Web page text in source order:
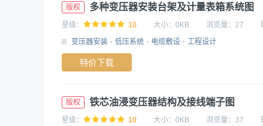
版权 多种变压器安装台架及计量表箱系统图
星级： 10 大小： 0KB 浏览量： 27
变压器安装
低压系统 电缆敷设 工程设计
特价下载
版权 铁芯油浸变压器结构及接线端子图
星级： 10 大小： 0KB 浏览量： 37